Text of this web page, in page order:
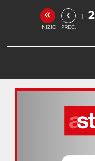
«
INIZIO
‹
PREC.
1 2